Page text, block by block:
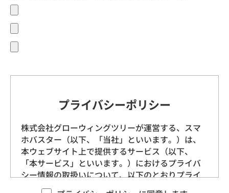
プライバシーポリシー
株式会社グローウィングツリーが運営する、スマ
ホバスター（以下、「当社」といいます。）は、
本ウェブサイト上で提供するサービス（以下、
「本サービス」といいます。）におけるプライバ
シー情報の取扱いについて、以下のとおりプライ
バシーポリシー（以下、「本ポリシー」といいま